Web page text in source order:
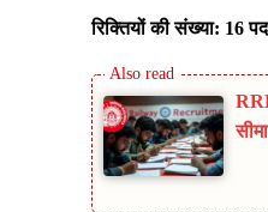
रिक्तियों की संख्या: 16 पद